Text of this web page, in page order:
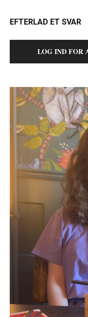
EFTERLAD ET SVAR
LOG IND FOR